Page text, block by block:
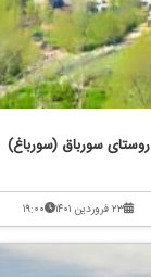
روستای سورباق (سورباغ)
۲۳ فروردین ۱۴۰۱ ۱۹:۰۰